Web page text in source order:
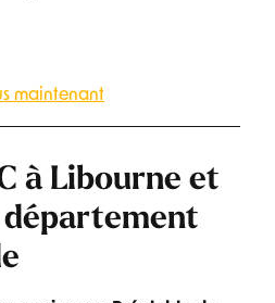
maintenant
à Libourne et